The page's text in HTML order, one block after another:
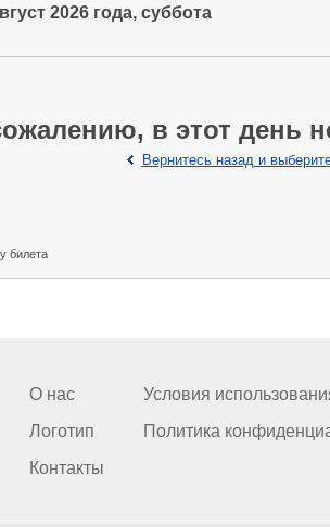
2026 года, суббота
в этот день
Вернитесь назад и
билета
О нас
Логотип
Контакты
Условия
Политика